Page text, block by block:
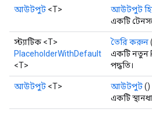
আউটপুট <T> আউটপুট
একটি
স্ট্যাটিক <T>
PlaceholderWithDefault
<T>
তৈরি করুন(
একটি নতুন
পদ্ধতি।
আউটপুট <T> আউটপুট()
একটি